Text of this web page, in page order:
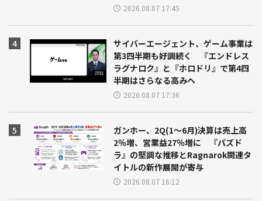
2026.08.07 17:45
サイバーエージェント、ゲーム事業は
第3四半期も好調続く 『エンドレス
ラグナロク』と『ホロドリ』で第4四
半期はさらなる高みへ
2026.08.07 17:36
ガンホー、2Q(1～6月)決算は売上高
2％増、営業益27％増に 『パズド
ラ』の堅調な推移とRagnarok関連タ
イトルの新作展開が寄与
2026.08.07 16:12